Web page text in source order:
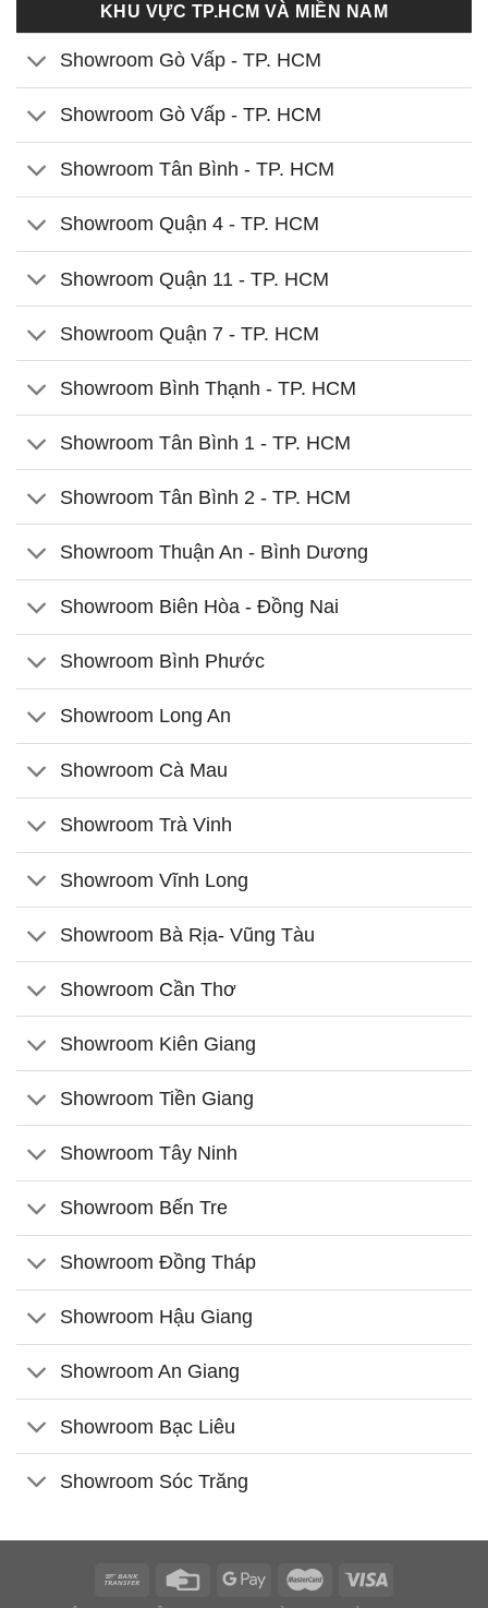
KHU VỰC TP.HCM VÀ MIỀN NAM
Showroom Gò Vấp - TP. HCM
Showroom Gò Vấp - TP. HCM
Showroom Tân Bình - TP. HCM
Showroom Quận 4 - TP. HCM
Showroom Quận 11 - TP. HCM
Showroom Quận 7 - TP. HCM
Showroom Bình Thạnh - TP. HCM
Showroom Tân Bình 1 - TP. HCM
Showroom Tân Bình 2 - TP. HCM
Showroom Thuận An - Bình Dương
Showroom Biên Hòa - Đồng Nai
Showroom Bình Phước
Showroom Long An
Showroom Cà Mau
Showroom Trà Vinh
Showroom Vĩnh Long
Showroom Bà Rịa- Vũng Tàu
Showroom Cần Thơ
Showroom Kiên Giang
Showroom Tiền Giang
Showroom Tây Ninh
Showroom Bến Tre
Showroom Đồng Tháp
Showroom Hậu Giang
Showroom An Giang
Showroom Bạc Liêu
Showroom Sóc Trăng